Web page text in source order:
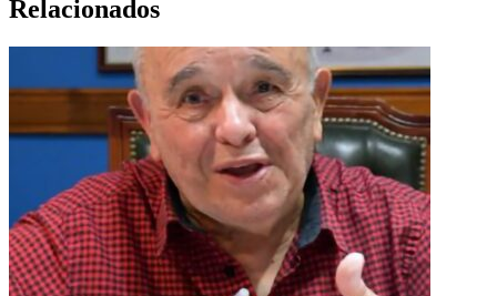
Relacionados